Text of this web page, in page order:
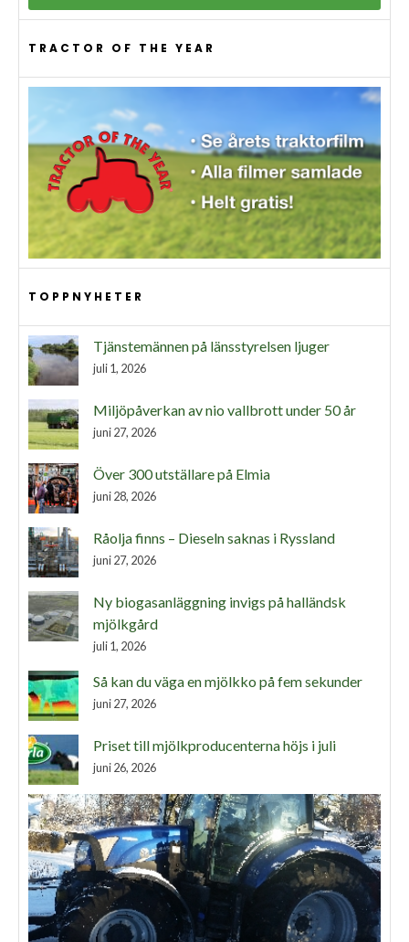
TRACTOR OF THE YEAR
TOPPNYHETER
Tjänstemännen på länsstyrelsen ljuger
juli 1, 2026
Miljöpåverkan av nio vallbrott under 50 år
juni 27, 2026
Över 300 utställare på Elmia
juni 28, 2026
Råolja finns – Dieseln saknas i Ryssland
juni 27, 2026
Ny biogasanläggning invigs på halländsk
mjölkgård
juli 1, 2026
Så kan du väga en mjölkko på fem sekunder
juni 27, 2026
Priset till mjölkproducenterna höjs i juli
juni 26, 2026